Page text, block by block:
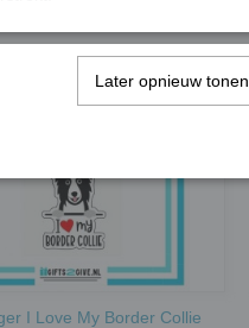
I Love My Border Collie
Later opnieuw tonen